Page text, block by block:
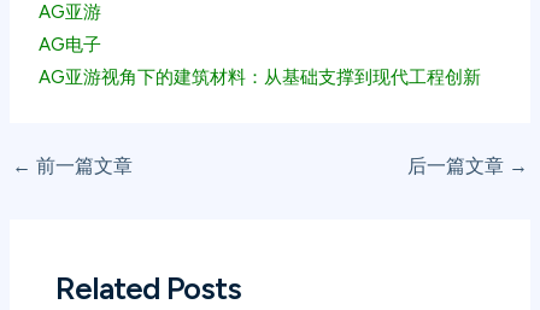
AG亚游
AG电子
AG亚游视角下的建筑材料：从基础支撑到现代工程创新
← 前一篇文章 后一篇文章 →
Related Posts